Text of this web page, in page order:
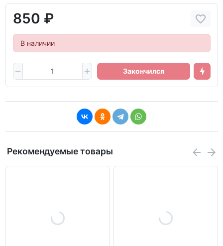
850 ₽
В наличии
Закончился
Рекомендуемые товары